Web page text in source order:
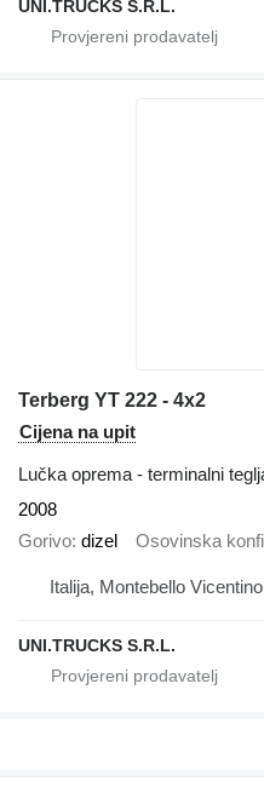
UNI.TRUCKS S.R.L.
Terberg YT 222 - 4x2
Cijena na upit
Lučka oprema - terminalni
2008
Gorivo dizel Osovinska
Italija, Montebello
UNI.TRUCKS S.R.L.